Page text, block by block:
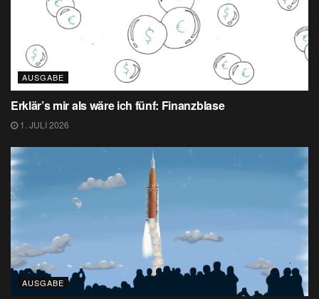
AUSGABE
Erklär’s mir als wäre ich fünf: Finanzblase
1. JULI 2026
AUSGABE